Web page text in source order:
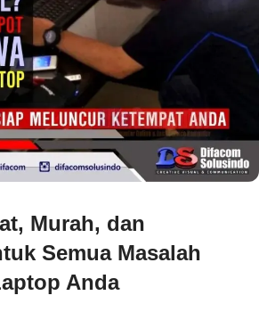
Murah, dan
Semua Masalah
Anda